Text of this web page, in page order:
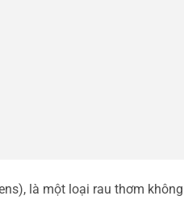
là một loại rau thơm không